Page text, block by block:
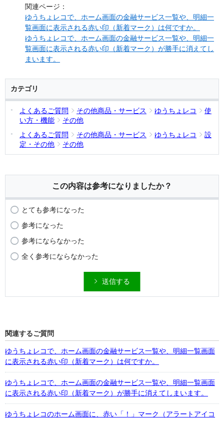
関連ページ：
ゆうちょレコで、ホーム画面の金融サービス一覧や、明細一
覧画面に表示される赤い印（新着マーク）は何ですか。
ゆうちょレコで、ホーム画面の金融サービス一覧や、明細一
覧画面に表示される赤い印（新着マーク）が勝手に消えてし
まいます。
カテゴリ
よくあるご質問 その他商品・サービス ゆうちょレコ
使
い方・機能
その他
よくあるご質問
その他商品・サービス ゆうちょレコ
設
定・その他
その他
この内容は参考になりましたか？
とても参考になった
参考になった
参考にならなかった
全く参考にならなかった
送信する
関連するご質問
ゆうちょレコで、ホーム画面の金融サービス一覧や、明細一覧画面
に表示される赤い印（新着マーク）は何ですか。
ゆうちょレコで、ホーム画面の金融サービス一覧や、明細一覧画面
に表示される赤い印（新着マーク）が勝手に消えてしまいます。
ゆうちょレコのホーム画面に、赤い「！」マーク（アラートアイコ